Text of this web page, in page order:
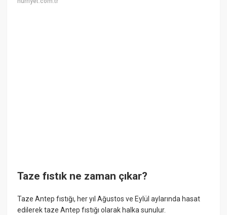
Taze fıstık ne zaman çıkar?
Taze Antep fıstığı, her yıl Ağustos ve Eylül aylarında hasat
edilerek taze Antep fıstığı olarak halka sunulur.